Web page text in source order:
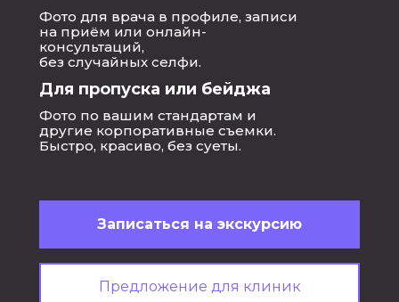
Для пропуска или бейджа
Фото по вашим стандартам и
другие корпоративные съемки.
Быстро, красиво, без суеты.
Фото для врача в профиле, записи
на приём или онлайн-
консультаций,
без случайных селфи.
Предложение для клиник
Записаться на экскурсию